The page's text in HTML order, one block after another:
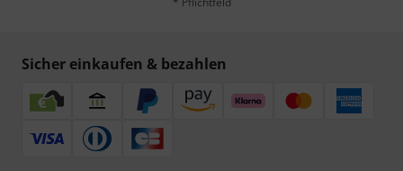
Sicher einkaufen & bezahlen